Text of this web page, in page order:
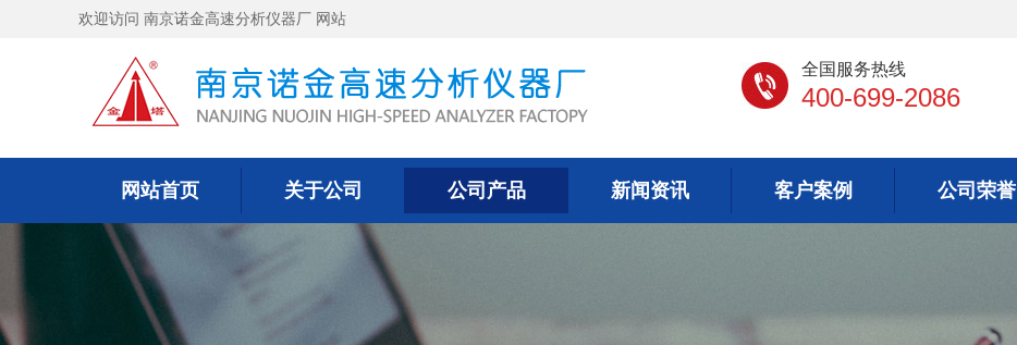
欢迎访问 南京诺金高速分析仪器厂 网站
全国服务热线
400-699-2086
网站首页 关于公司 公司产品 新闻资讯 客户案例 公司荣誉